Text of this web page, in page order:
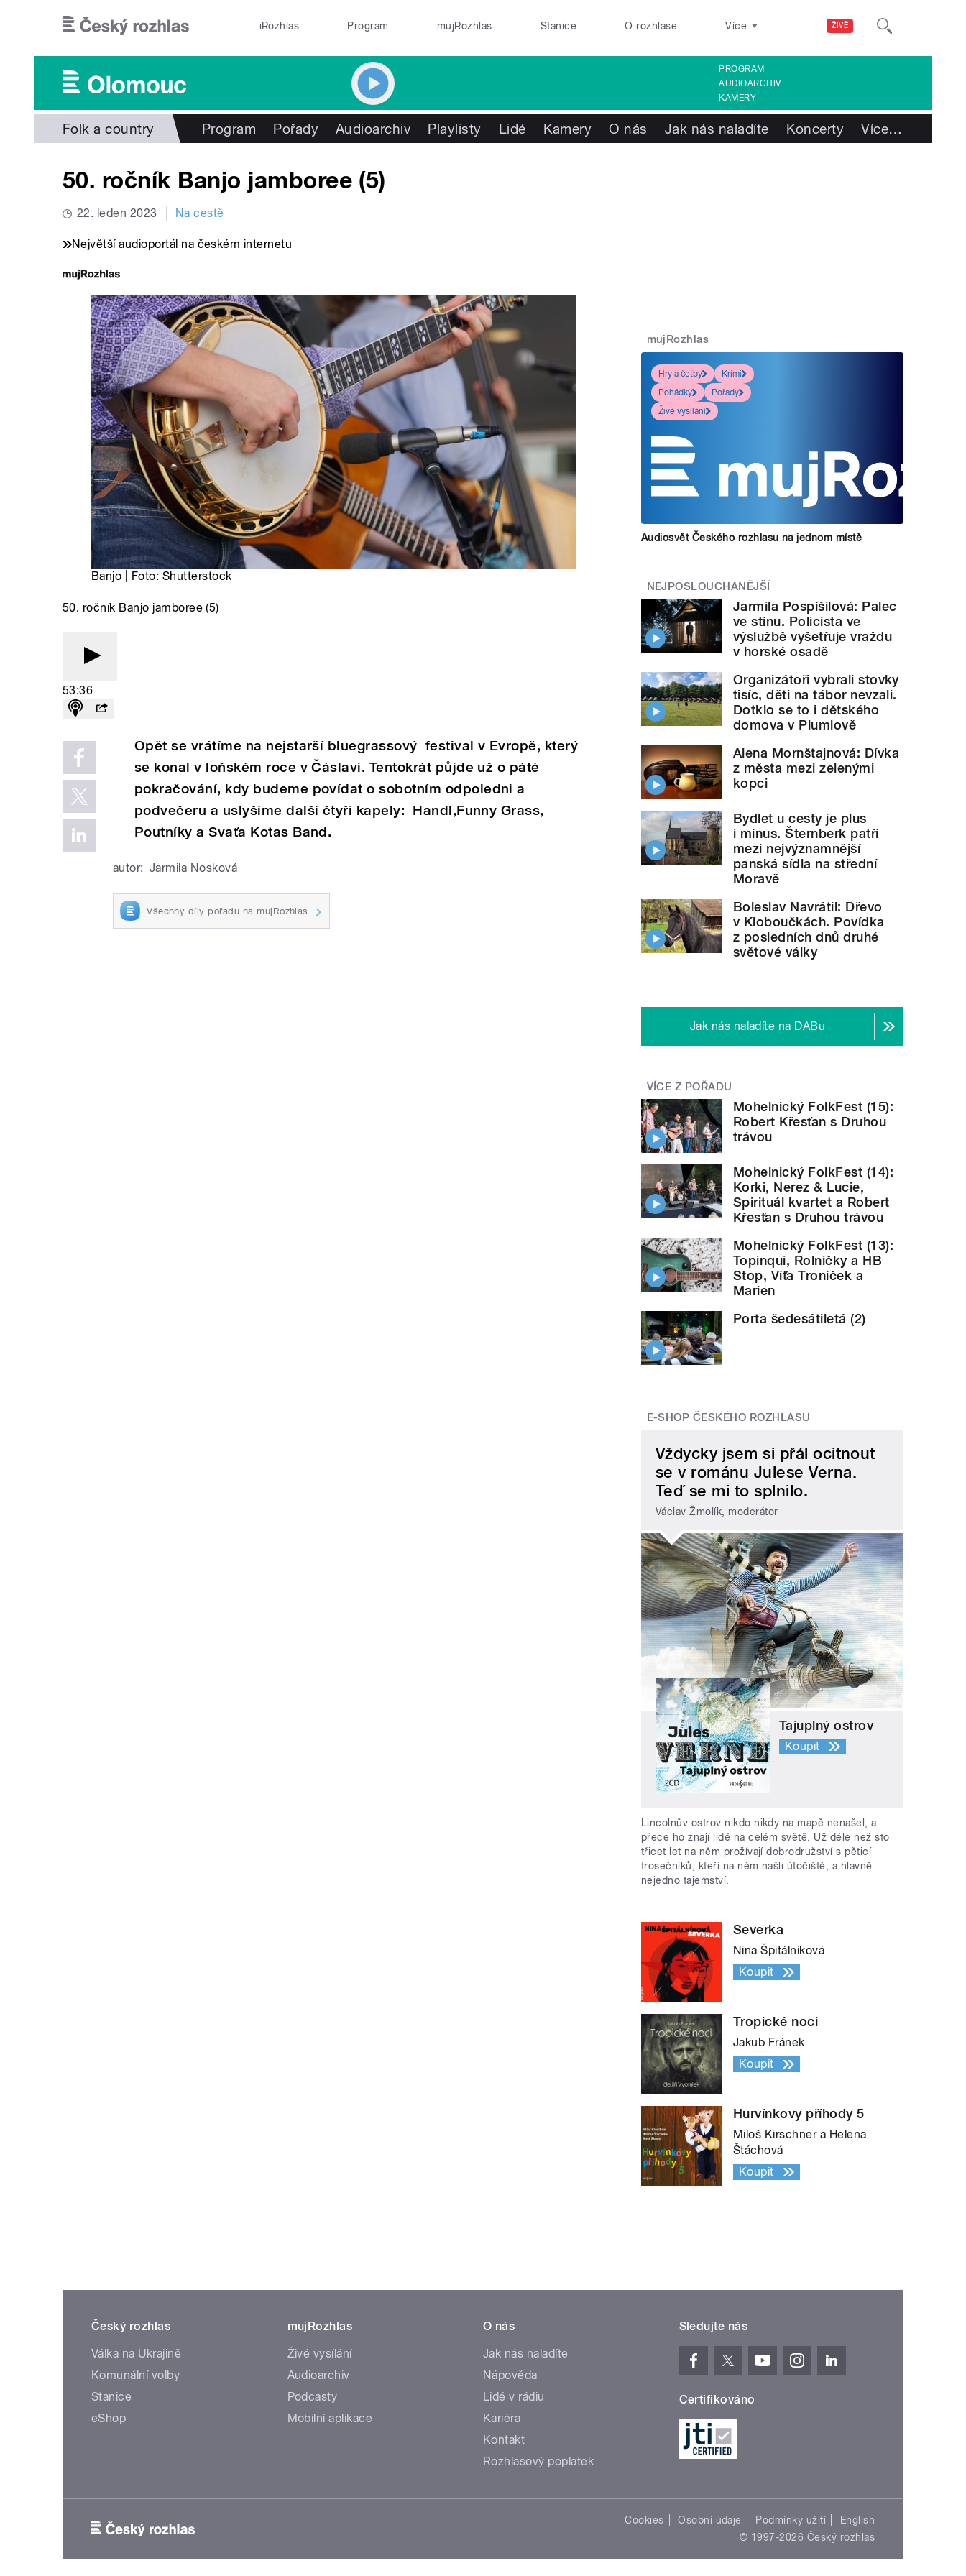
ŽIVĚ
iRozhlas Program mujRozhlas Stanice O rozhlase Více
PROGRAM
AUDIOARCHIV
KAMERY
Folk a country Program Pořady Audioarchiv Playlisty Lidé Kamery O nás Jak nás naladíte Koncerty Více…
50. ročník Banjo jamboree (5)
22. leden 2023 Na cestě
Největší audioportál na českém internetu
Banjo | Foto: Shutterstock
50. ročník Banjo jamboree (5)
53:36
Opět se vrátíme na nejstarší bluegrassový festival v Evropě, který
se konal v loňském roce v Čáslavi. Tentokrát půjde už o páté
pokračování, kdy budeme povídat o sobotním odpoledni a
podvečeru a uslyšíme další čtyři kapely: Handl,Funny Grass,
Poutníky a Svaťa Kotas Band.
autor: Jarmila Nosková
Všechny díly pořadu na mujRozhlas
mujRozhlas
Hry a četby
Krimi
Pohádky
Pořady
Živé vysílání
Audiosvět Českého rozhlasu na jednom místě
NEJPOSLOUCHANĚJŠÍ
Jarmila Pospíšilová: Palec
ve stínu. Policista ve
výslužbě vyšetřuje vraždu
v horské osadě
Organizátoři vybrali stovky
tisíc, děti na tábor nevzali.
Dotklo se to i dětského
domova v Plumlově
Alena Mornštajnová: Dívka
z města mezi zelenými
kopci
Bydlet u cesty je plus
i mínus. Šternberk patří
mezi nejvýznamnější
panská sídla na střední
Moravě
Boleslav Navrátil: Dřevo
v Kloboučkách. Povídka
z posledních dnů druhé
světové války
Jak nás naladíte na DABu
VÍCE Z POŘADU
Mohelnický FolkFest (15):
Robert Křesťan s Druhou
trávou
Mohelnický FolkFest (14):
Korki, Nerez & Lucie,
Spirituál kvartet a Robert
Křesťan s Druhou trávou
Mohelnický FolkFest (13):
Topinqui, Rolničky a HB
Stop, Víťa Troníček a
Marien
Porta šedesátiletá (2)
E-SHOP ČESKÉHO ROZHLASU
Vždycky jsem si přál ocitnout
se v románu Julese Verna.
Teď se mi to splnilo.
Václav Žmolík, moderátor
Tajuplný ostrov
Koupit
Lincolnův ostrov nikdo nikdy na mapě nenašel, a
přece ho znají lidé na celém světě. Už déle než sto
třicet let na něm prožívají dobrodružství s pěticí
trosečníků, kteří na něm našli útočiště, a hlavně
nejedno tajemství.
Severka
Nina Špitálníková
Koupit
Tropické noci
Jakub Fránek
Koupit
Hurvínkovy příhody 5
Miloš Kirschner a Helena
Štáchová
Koupit
Český rozhlas
Válka na Ukrajině
Komunální volby
Stanice
eShop
mujRozhlas
Živé vysílání
Audioarchiv
Podcasty
Mobilní aplikace
O nás
Jak nás naladíte
Nápověda
Lidé v rádiu
Kariéra
Kontakt
Rozhlasový poplatek
Sledujte nás
Certifikováno
Cookies Osobní údaje Podmínky užití
English
© 1997-2026 Český rozhlas